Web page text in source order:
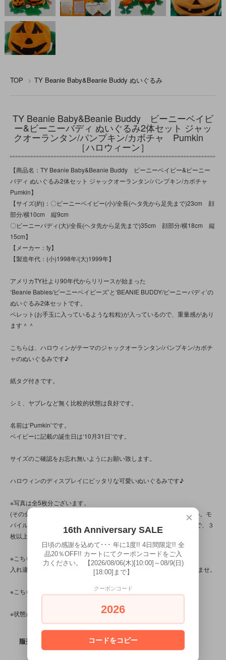
TOP > TY Beanie Baby&Beanie Buddy ぬいぐるみ
TY Beanie Baby&Beanie Buddy ビーニーベイビ
ー&ビーニーバディ ぬいぐるみ2体セット ジャッ
クオーランタン/パンプキン/カボチャ Pumkin
［ハロウィーン］
【商品名：TY Beanie Baby&Beanie Buddy ビーニーベイビー&ビーニー
バディ ぬいぐるみ2体セット ジャックオーランタン/パンプキン/カボチャ
Pumkin】
【サイズ(約)：〇ビーニーベイビー(小)/全長(ヘタ先から足先まで)23cm 顔
部分/横10cm 縦9cm
〇ビーニーバディ(大)/全長(ヘタ先から足先まで)35cm 顔部分/横18cm 縦
15cm】
【メーカー：ty】
【製造年代：(小)1998年/(大)1999年】
アメリカTY社より90年代からリリースが始まった
‘Beanie Babies/ビーニーベイビーズ’と‘BEANIE BUDDY/ビーニーバディ’の
ぬいぐるみ2体セットです。
ペレット(お手玉に入っているような粒粒)が入っているので、重量感があり
ます＾＾
こちらは、ハロウィンがテーマのジャックオーランタン/パンプキン/カボチ
ャのぬいぐるみです♪
紙タグ付きです。
シミ、ヤブレなど無く比較的状態は良好です。
名前は‘Pumkin’です。
ベイビーに記載の誕生日は‘10月31日’です。
サイズのご確認をお忘れ無いようにお願い致します。
ハロウィンのディスプレイにピッタリな可愛いぬいぐるみです♪
※写真は全5枚分ございます。
(その全てを見るには、ＰＣかスマートフォンからログインして下さい。モ
バイルショップから見た場合(いわゆるガラケー)、システム上の問題で、３
枚以上は確認出来ません。予め、ご了承下さいませ。)
※こちらの商品は店頭でも販売しています。
入れ違いで完売してしまう場合がございます。その際はご容赦下さいませ。
※こちらの商品は、中古・ヴィンテージ品です。
※状態が気になる方は、お気軽にお問い合わせ下さい！
販売価格 SOLD OUT
×
16th Anniversary SALE
日頃の感謝を込めて･･･ 年に1度!! 4日間限定!! 全
品20％OFF!! カートにてクーポンコードをご入
力ください。 【2026/08/06(木)[10:00]～08/9(日)
[18:00]まで】
クーポンコード
2026
コードをコピー